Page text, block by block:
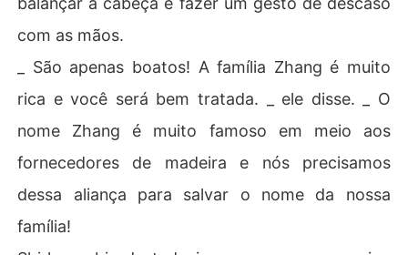
com as mãos.
_ São apenas boatos! A família Zhang é muito
rica e você será bem tratada. _ ele disse. _ O
nome Zhang é muito famoso em meio aos
fornecedores de madeira e nós precisamos
dessa aliança para salvar o nome da nossa
família!